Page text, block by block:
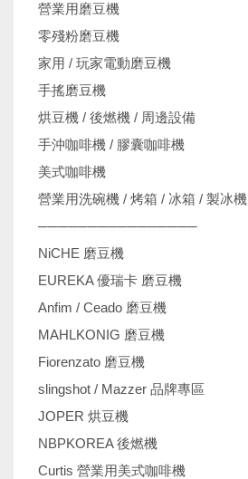
營業用磨豆機
零殘粉磨豆機
家用 / 玩家電動磨豆機
手搖磨豆機
烘豆機 / 後燃機 / 周邊設備
手沖咖啡機 / 膠囊咖啡機
美式咖啡機
營業用洗碗機 / 烤箱 / 冰箱 / 製冰機
────────────────
NiCHE 磨豆機
EUREKA 優瑞卡 磨豆機
Anfim / Ceado 磨豆機
MAHLKONIG 磨豆機
Fiorenzato 磨豆機
slingshot / Mazzer 品牌專區
JOPER 烘豆機
NBPKOREA 後燃機
Curtis 營業用美式咖啡機